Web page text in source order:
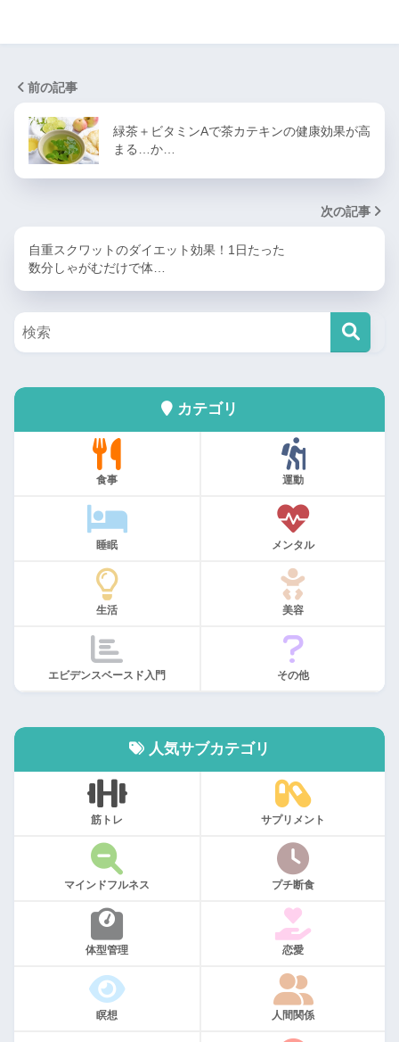
前の記事
緑茶＋ビタミンAで茶カテキンの健康効果が高
まる…か…
次の記事
自重スクワットのダイエット効果！1日たった
数分しゃがむだけで体…
カテゴリ
食事 運動
睡眠 メンタル
生活 美容
エビデンスベースド入門 その他
人気サブカテゴリ
筋トレ サプリメント
マインドフルネス プチ断食
体型管理 恋愛
瞑想 人間関係